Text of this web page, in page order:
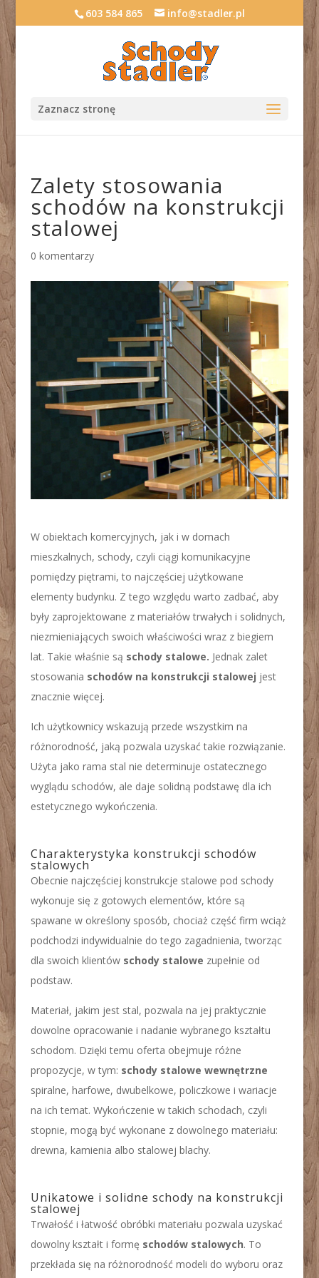
603 584 865 info@stadler.pl
Zaznacz stronę
Zalety stosowania
schodów na konstrukcji
stalowej
0 komentarzy
W obiektach komercyjnych, jak i w domach
mieszkalnych, schody, czyli ciągi komunikacyjne
pomiędzy piętrami, to najczęściej użytkowane
elementy budynku. Z tego względu warto zadbać, aby
były zaprojektowane z materiałów trwałych i solidnych,
niezmieniających swoich właściwości wraz z biegiem
lat. Takie właśnie są schody stalowe. Jednak zalet
stosowania schodów na konstrukcji stalowej jest
znacznie więcej.
Ich użytkownicy wskazują przede wszystkim na
różnorodność, jaką pozwala uzyskać takie rozwiązanie.
Użyta jako rama stal nie determinuje ostatecznego
wyglądu schodów, ale daje solidną podstawę dla ich
estetycznego wykończenia.
Charakterystyka konstrukcji schodów
stalowych
Obecnie najczęściej konstrukcje stalowe pod schody
wykonuje się z gotowych elementów, które są
spawane w określony sposób, chociaż część firm wciąż
podchodzi indywidualnie do tego zagadnienia, tworząc
dla swoich klientów schody stalowe zupełnie od
podstaw.
Materiał, jakim jest stal, pozwala na jej praktycznie
dowolne opracowanie i nadanie wybranego kształtu
schodom. Dzięki temu oferta obejmuje różne
propozycje, w tym: schody stalowe wewnętrzne
spiralne, harfowe, dwubelkowe, policzkowe i wariacje
na ich temat. Wykończenie w takich schodach, czyli
stopnie, mogą być wykonane z dowolnego materiału:
drewna, kamienia albo stalowej blachy.
Unikatowe i solidne schody na konstrukcji
stalowej
Trwałość i łatwość obróbki materiału pozwala uzyskać
dowolny kształt i formę schodów stalowych. To
przekłada się na różnorodność modeli do wyboru oraz